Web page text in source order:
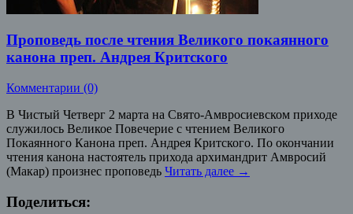
Проповедь после чтения Великого покаянного
канона преп. Андрея Критского
Комментарии (0)
В Чистый Четверг 2 марта на Свято-Амвросиевском приходе
служилось Великое Повечерие с чтением Великого
Покаянного Канона преп. Андрея Критского. По окончании
чтения канона настоятель прихода архимандрит Амвросий
(Макар) произнес проповедь Читать далее →
Поделиться: